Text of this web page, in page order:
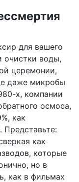
для вашего
очистки воды,
церемонии,
даже микробы
х, компании
осмоса,
как
Представьте:
как
которые
но в
как в фильмах